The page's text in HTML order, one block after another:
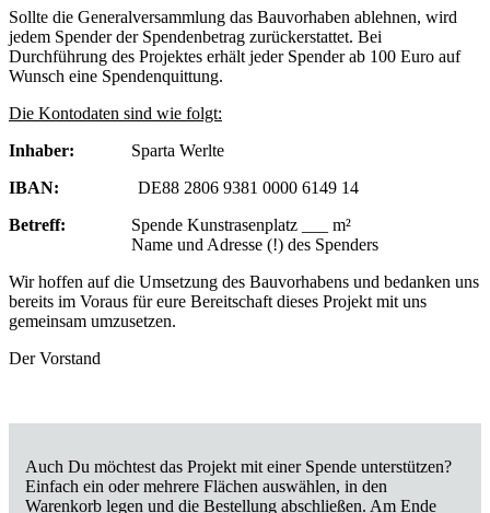
Sollte die Generalversammlung das Bauvorhaben ablehnen, wird
jedem Spender der Spendenbetrag zurückerstattet. Bei
Durchführung des Projektes erhält jeder Spender ab 100 Euro auf
Wunsch eine Spendenquittung.
Die Kontodaten sind wie folgt:
Inhaber: Sparta Werlte
IBAN: DE88 2806 9381 0000 6149 14
Betreff: Spende Kunstrasenplatz ___ m²
Name und Adresse (!) des Spenders
Wir hoffen auf die Umsetzung des Bauvorhabens und bedanken uns
bereits im Voraus für eure Bereitschaft dieses Projekt mit uns
gemeinsam umzusetzen.
Der Vorstand
Auch Du möchtest das Projekt mit einer Spende unterstützen?
Einfach ein oder mehrere Flächen auswählen, in den
Warenkorb legen und die Bestellung abschließen. Am Ende